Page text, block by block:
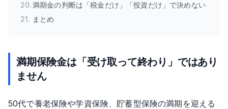
20.満期金の判断は「税金だけ」「投資だけ」で決めない
21. まとめ
満期保険金は「受け取って終わり」ではあり
ません
50代で養老保険や学資保険、貯蓄型保険の満期を迎える